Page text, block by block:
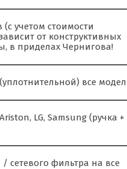
учетом стоимости
от конструктивных
в приделах Чернигова!
все
LG, Samsung (ручка +
сетевого фильтра на все